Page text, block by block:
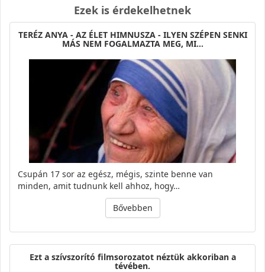
Ezek is érdekelhetnek
TERÉZ ANYA - AZ ÉLET HIMNUSZA - ILYEN SZÉPEN SENKI
MÁS NEM FOGALMAZTA MEG, MI…
Csupán 17 sor az egész, mégis, szinte benne van
minden, amit tudnunk kell ahhoz, hogy…
Bővebben
Ezt a szívszorító filmsorozatot néztük akkoriban a
tévében.